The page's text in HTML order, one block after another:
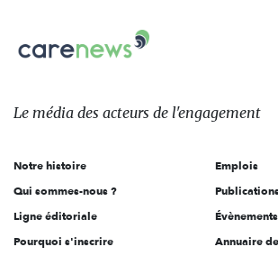
sur:
Le
des
l'engagement
Le média des acteurs de l'engagement
Notre histoire
Qui sommes-nous ?
Ligne éditoriale
Pourquoi s'inscrire
Emplois
Évènements
Annuaire